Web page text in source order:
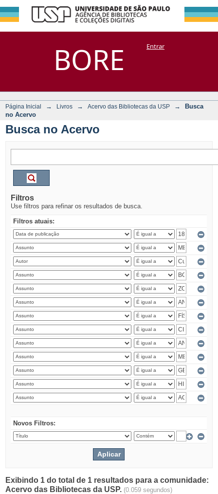
BORE
Busca no Acervo
DSpace/Manakin + CoriscoEntrar
Página Inicial → Livros → Acervo das Bibliotecas da USP →
Busca
no Acervo
Busca no Acervo
Filtros
Use filtros para refinar os resultados de busca.
Filtros atuais:
Novos Filtros:
Exibindo 1 do total de 1 resultados para a comunidade:
Acervo das Bibliotecas da USP. (0.059 segundos)